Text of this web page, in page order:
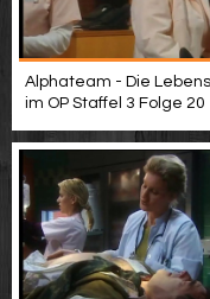
Alphateam - Die
im OP Staffel 3 Folge 20